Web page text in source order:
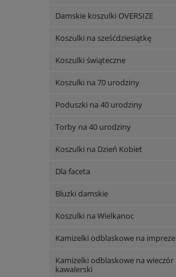
Damskie koszulki OVERSIZE
Koszulki na sześćdziesiątkę
Koszulki świąteczne
Koszulki na 70 urodziny
Poduszki na 40 urodziny
Torby na 40 urodziny
Koszulki na Dzień Kobiet
Dla faceta
Bluzki damskie
Koszulki na Wielkanoc
Kamizelki odblaskowe na impreze
Kamizelki odblaskowe na wieczór
kawalerski